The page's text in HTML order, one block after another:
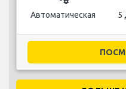
Автоматическая 5